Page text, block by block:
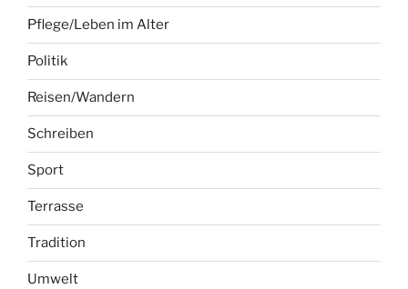
Pflege/Leben im Alter
Politik
Reisen/Wandern
Schreiben
Sport
Terrasse
Tradition
Umwelt